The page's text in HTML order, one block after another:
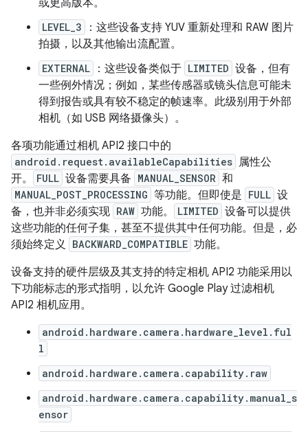
或更高版本。
LEVEL_3
：这些设备支持 YUV 重新处理和 RAW 图片
拍摄，以及其他输出流配置。
EXTERNAL ：这些设备类似于 LIMITED 设备，但有
一些例外情况；例如，某些传感器或镜头信息可能未
得到报告或具有较不稳定的帧速率。此级别用于外部
相机（如 USB 网络摄像头）。
各项功能通过相机 API2 接口中的
android.request.availableCapabilities 属性公
开。
FULL 设备需要具备 MANUAL_SENSOR 和
MANUAL_POST_PROCESSING 等功能。但即使是 FULL 设
备，也并非必须实现 RAW 功能。 LIMITED 设备可以提供
这些功能的任何子集，甚至不提供其中任何功能。但是，必
须始终定义 BACKWARD_COMPATIBLE 功能。
设备支持的硬件层级及其支持的特定相机 API2 功能采用以
下功能标志的形式指明，以允许 Google Play 过滤相机
API2 相机应用。
android.hardware.camera.hardware_level.ful
l
android.hardware.camera.capability.raw
android.hardware.camera.capability.manual_s
ensor